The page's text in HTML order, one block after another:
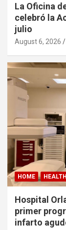
La Oficina
celebró la
julio
August 6, 2026
HOME HEALTH
Hospital
primer
infarto